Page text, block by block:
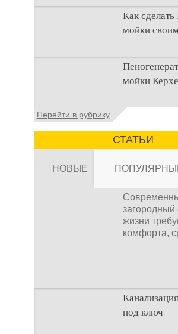
машина
для того,
Как
мойки
Общие
мойках
давления
это моечное
мойки
Общие
мойки
устройство
Перейти в рубрику
СТАТЬИ
НОВЫЕ
загородный
жизни
комфорта,
под ключ